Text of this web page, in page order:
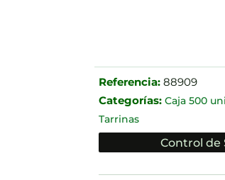
Referencia: 88909
Categorías: Caja 500
Tarrinas
Control de